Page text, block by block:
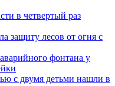
в четвертый раз
защиту лесов от огня с
фонтана у
с двумя детьми нашли в